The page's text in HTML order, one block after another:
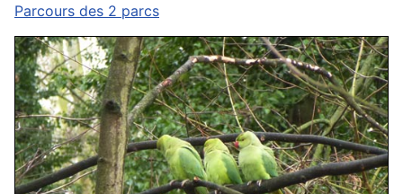
Parcours des 2 parcs